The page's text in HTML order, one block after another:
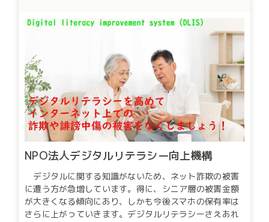
NPO法人デジタルリテラシー向上機構
デジタルに関する知識がないため、ネット詐欺の被害
に遭う方が急増しています。得に、シニア層の被害金額
が大きくなる傾向にあり、しかも今後スマホの保有率は
さらに上がっていきます。デジタルリテラシーさえあれ